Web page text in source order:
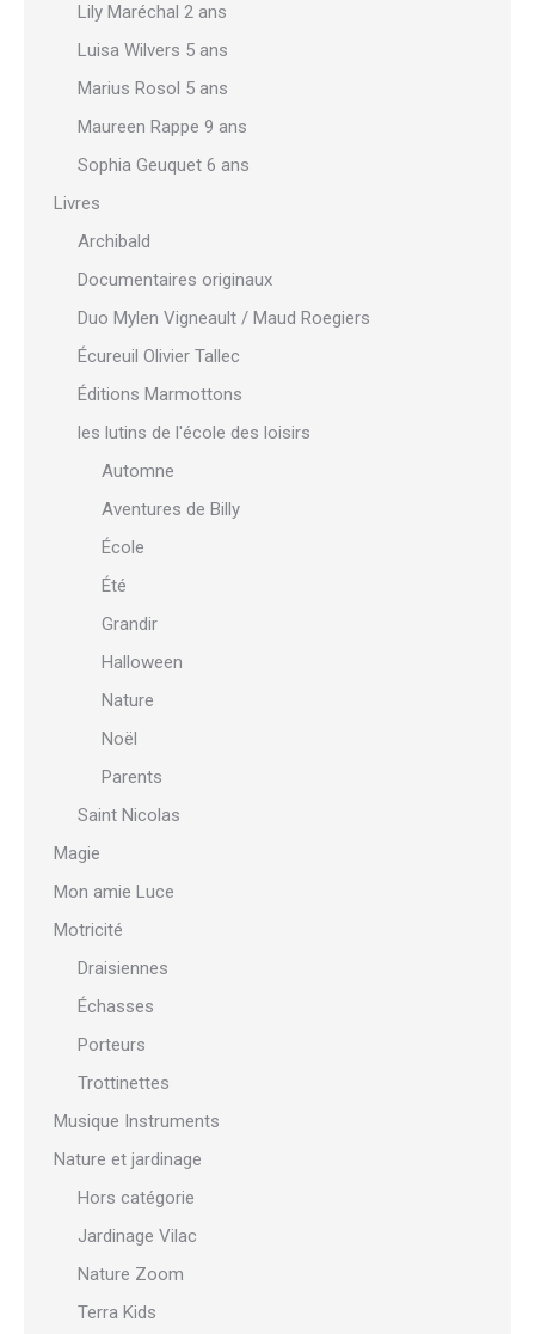
Lily Maréchal 2 ans
Luisa Wilvers 5 ans
Marius Rosol 5 ans
Maureen Rappe 9 ans
Sophia Geuquet 6 ans
Livres
Archibald
Documentaires originaux
Duo Mylen Vigneault / Maud Roegiers
Écureuil Olivier Tallec
Éditions Marmottons
les lutins de l'école des loisirs
Automne
Aventures de Billy
École
Été
Grandir
Halloween
Nature
Noël
Parents
Saint Nicolas
Magie
Mon amie Luce
Motricité
Draisiennes
Échasses
Porteurs
Trottinettes
Musique Instruments
Nature et jardinage
Hors catégorie
Jardinage Vilac
Nature Zoom
Terra Kids